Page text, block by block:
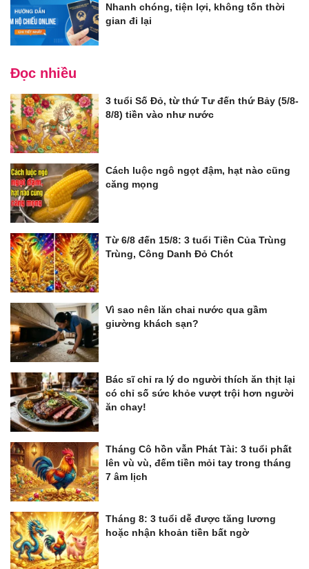
Nhanh chóng, tiện lợi, không tốn thời
gian đi lại
Đọc nhiều
3 tuổi Số Đỏ, từ thứ Tư đến thứ Bảy (5/8-
8/8) tiền vào như nước
Cách luộc ngô ngọt đậm, hạt nào cũng
căng mọng
Từ 6/8 đến 15/8: 3 tuổi Tiền Của Trùng
Trùng, Công Danh Đỏ Chót
Vì sao nên lăn chai nước qua gầm
giường khách sạn?
Bác sĩ chỉ ra lý do người thích ăn thịt lại
có chỉ số sức khỏe vượt trội hơn người
ăn chay!
Tháng Cô hồn vẫn Phát Tài: 3 tuổi phất
lên vù vù, đếm tiền mỏi tay trong tháng
7 âm lịch
Tháng 8: 3 tuổi dễ được tăng lương
hoặc nhận khoản tiền bất ngờ